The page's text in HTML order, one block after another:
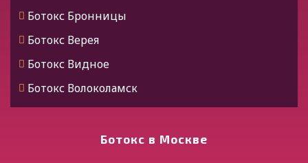
Ботокс Хасавюрт
Ботокс Каспийск
Ботокс Дербент
Ботокс Ингушетия
Ботокс Назрань
Ботокс Бронницы
Ботокс Верея
Ботокс Видное
Ботокс Волоколамск
Ботокс Воскресенск
Ботокс ВысоковскБотокс в Москве